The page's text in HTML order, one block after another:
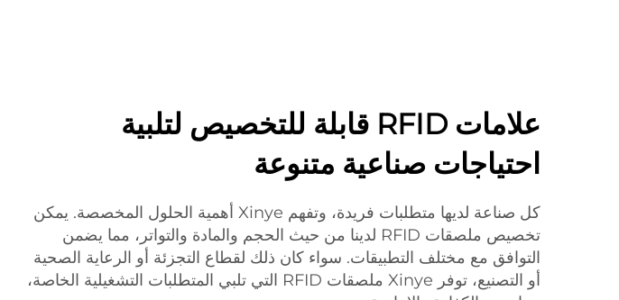
علامات RFID قابلة للتخصيص لتلبية
احتياجات صناعية متنوعة
كل صناعة لديها متطلبات فريدة، وتفهم Xinye أهمية الحلول المخصصة. يمكن
تخصيص ملصقات RFID لدينا من حيث الحجم والمادة والتواتر، مما يضمن
التوافق مع مختلف التطبيقات. سواء كان ذلك لقطاع التجزئة أو الرعاية الصحية
أو التصنيع، توفر Xinye ملصقات RFID التي تلبي المتطلبات التشغيلية الخاصة،